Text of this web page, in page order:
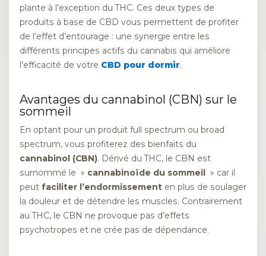
plante à l’exception du THC. Ces deux types de
produits à base de CBD vous permettent de profiter
de l’effet d’entourage : une synergie entre les
différents principes actifs du cannabis qui améliore
l’efficacité de votre CBD pour dormir.
Avantages du cannabinol (CBN) sur le
sommeil
En optant pour un produit full spectrum ou broad
spectrum, vous profiterez des bienfaits du
cannabinol (CBN). Dérivé du THC, le CBN est
surnommé le » cannabinoïde du sommeil » car il
peut faciliter l’endormissement en plus de soulager
la douleur et de détendre les muscles. Contrairement
au THC, le CBN ne provoque pas d’effets
psychotropes et ne crée pas de dépendance.